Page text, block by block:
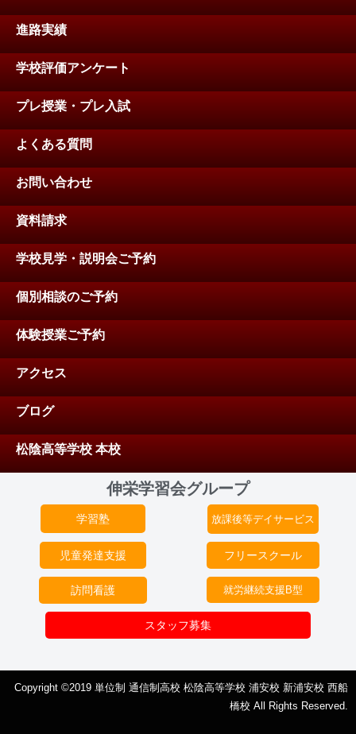
進路実績
学校評価アンケート
プレ授業・プレ入試
よくある質問
お問い合わせ
資料請求
学校見学・説明会ご予約
個別相談のご予約
体験授業ご予約
アクセス
ブログ
松陰高等学校 本校
伸栄学習会グループ
学習塾 放課後等デイサービス
児童発達支援 フリースクール
訪問看護 就労継続支援B型
スタッフ募集
Copyright ©2019 単位制 通信制高校 松陰高等学校 浦安校 新浦安校 西船
橋校 All Rights Reserved.